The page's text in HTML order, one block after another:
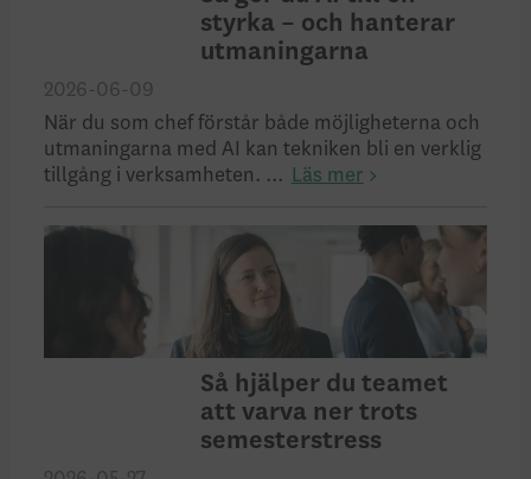
styrka – och hanterar
utmaningarna
2026-06-09
När du som chef förstår både möjligheterna och
utmaningarna med AI kan tekniken bli en verklig
tillgång i verksamheten. ...
Läs mer
Så hjälper du teamet
att varva ner trots
semesterstress